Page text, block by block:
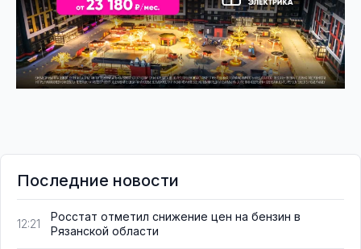
Последние новости
12:21
Росстат отметил снижение цен на бензин в
Рязанской области